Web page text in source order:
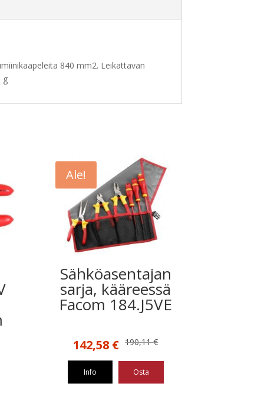
840 mm2. Leikattavan
g
Ale!
Sähköasentajan
sarja, kääreessä
Facom 184.J5VE
190,11€
Alkuperäinen
190,11 €.
142,58 €Nykyinen
142,58 €.
Info Osta